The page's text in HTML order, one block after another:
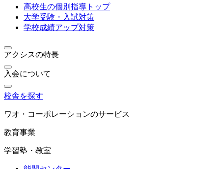
高校生の個別指導トップ
大学受験・入試対策
学校成績アップ対策
アクシスの特長
入会について
校舎を探す
ワオ・コーポレーションのサービス
教育事業
学習塾・教室